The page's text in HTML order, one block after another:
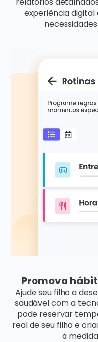
relatórios
experiência digital
Promova
Ajude seu filho a
saudável com a
pode reservar
real de seu filho e
à